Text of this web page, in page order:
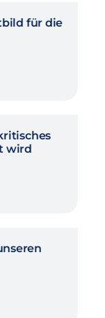
für die
wird